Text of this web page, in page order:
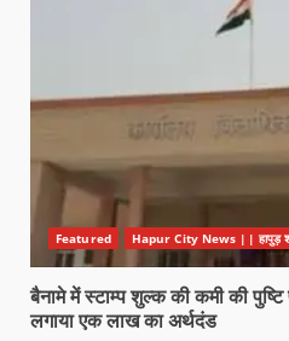
Featured Hapur City News || हापुड़
बैनामे में स्टाम्प शुल्क की कमी की
लगाया एक लाख का अर्थदंड